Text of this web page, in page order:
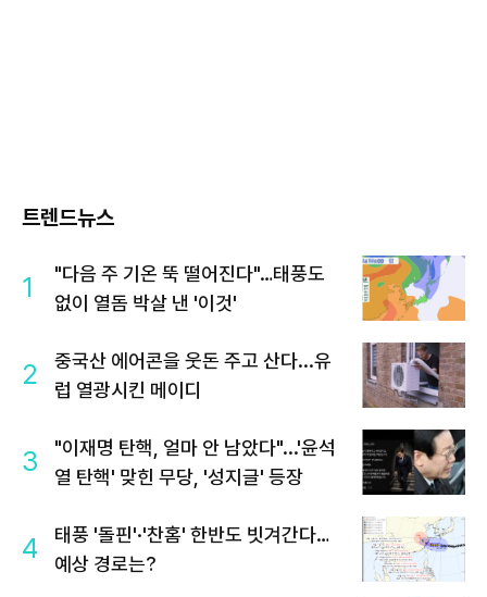
트렌드뉴스
1
"다음 주 기온 뚝 떨어진다"…태풍도
없이 열돔 박살 낸 '이것'
2
중국산 에어콘을 웃돈 주고 산다...유
럽 열광시킨 메이디
3
"이재명 탄핵, 얼마 안 남았다"...'윤석
열 탄핵' 맞힌 무당, '성지글' 등장
4
태풍 '돌핀'·'찬홈' 한반도 빗겨간다…
예상 경로는?